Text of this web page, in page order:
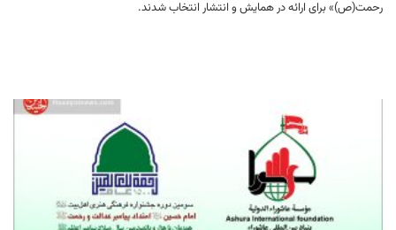
رحمت(ص)» برای ارائه در همایش و انتشار انتخاب شدند.